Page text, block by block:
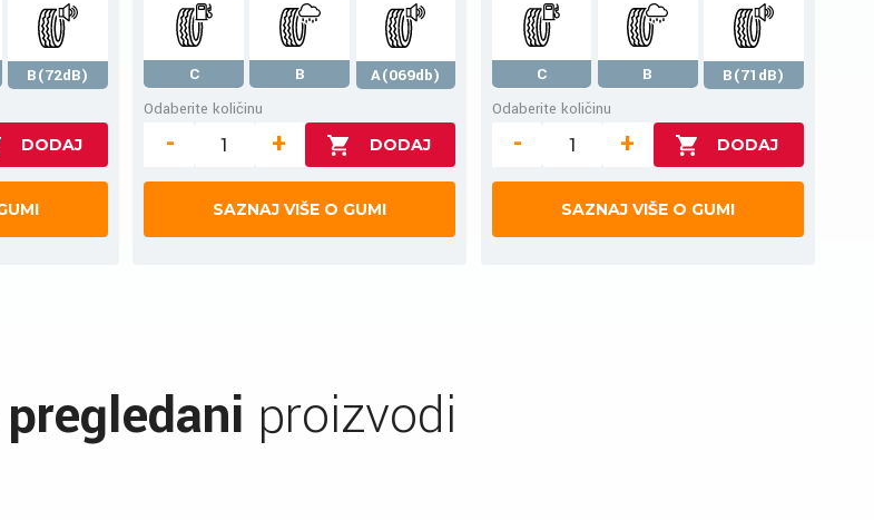
B(72dB)
C B
A(069db)
Odaberite količinu
- +
SAZNAJ VIŠE O GUMI
C B
B(71dB)
Odaberite količinu
- +
SAZNAJ VIŠE O GUMI
proizvodi